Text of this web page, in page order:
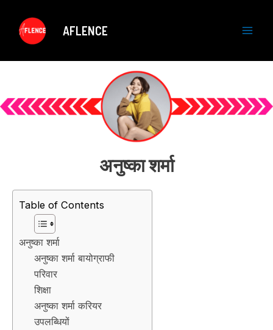
content
AFLENCE
i
अनुष्का शर्मा
Table of Contents
अनुष्का शर्मा
अनुष्का शर्मा बायोग्राफी
परिवार
शिक्षा
अनुष्का शर्मा करियर
उपलब्धियों